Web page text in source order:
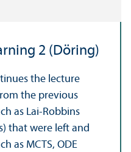
2 (Döring)
the lecture
the previous
as Lai-Robbins
that were left and
as MCTS, ODE